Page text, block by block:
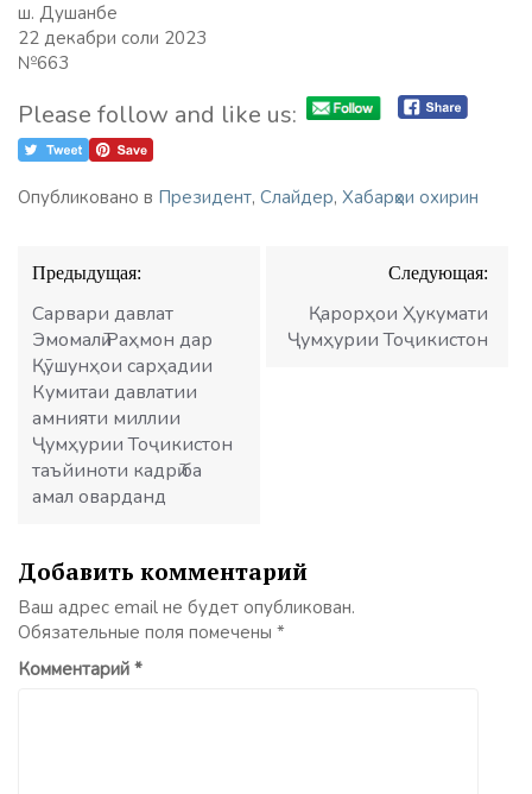
ш. Душанбе
22 декабри соли 2023
№663
Please follow and like us:
Опубликовано в Президент, Слайдер, Хабарҳои охирин
Навигация
по
записям
Предыдущая:
Сарвари давлат
Эмомалӣ Раҳмон дар
Қӯшунҳои сарҳадии
Кумитаи давлатии
амнияти миллии
Ҷумҳурии Тоҷикистон
таъйиноти кадрӣ ба
амал оварданд
Следующая:
Қарорҳои Ҳукумати
Ҷумҳурии Тоҷикистон
Добавить комментарий
Ваш адрес email не будет опубликован.
Обязательные поля помечены *
Комментарий *